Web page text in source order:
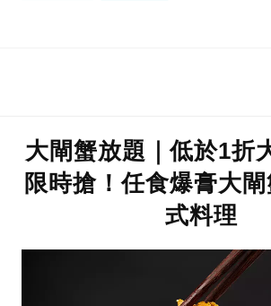
大閘蟹放題｜低於1折
限時搶！任食爆膏大
式料理